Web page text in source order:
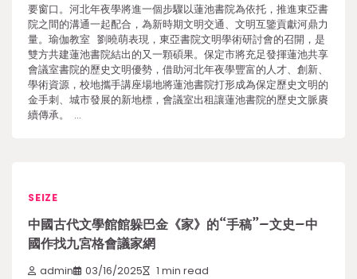
要窗口。河北年夜學將進一個步驟以蓮池書院為依托，推進東亞書
院之間的溝通一起配合，為新時期文明交通、文明互鑒貢獻河鼎力
量。瑜伽教室 劉曉萌表現，東亞書院文明學術研討會的召開，是
雙方共建蓮池書院結出的又一顆碩果。保定市將充足發揮蓮池共享
會議室書院的歷史文明優勢，借助河北年夜學豐富的人才、創新、
學術資源，校地攜手講座場地將蓮池書院打形成為保定歷史文明的
金手刺、城市發展的新地標，會議室出租讓蓮池書院的歷史文脈賡
續傳承。 …
SEIZE
中國古代文學館館躲巴金《家》的“手稿”–文史–中
國作找九宮格會議家網
admin 03/16/2025 1 min read